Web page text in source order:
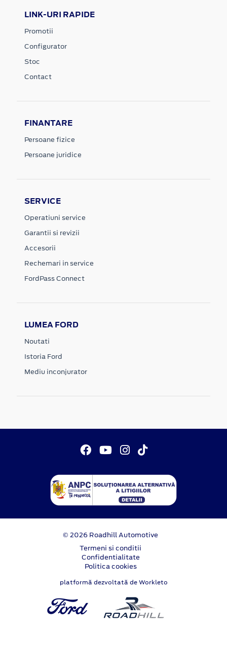
LINK-URI RAPIDE
Promotii
Configurator
Stoc
Contact
FINANTARE
Persoane fizice
Persoane juridice
SERVICE
Operatiuni service
Garantii si revizii
Accesorii
Rechemari in service
FordPass Connect
LUMEA FORD
Noutati
Istoria Ford
Mediu inconjurator
© 2026 Roadhill Automotive
Termeni si conditii
Confidentialitate
Politica cookies
platformă dezvoltată de Workleto